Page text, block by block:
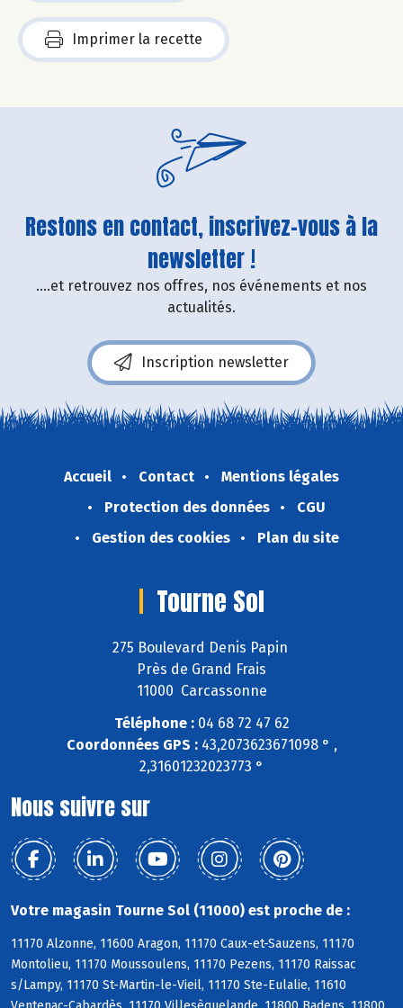
Imprimer la recette
Restons en contact, inscrivez-vous à la
newsletter !
....et retrouvez nos offres, nos événements et nos
actualités.
Inscription newsletter
Accueil Contact
Mentions légales
Protection des données
CGU
Gestion des cookies
Plan du site
Tourne Sol
275 Boulevard Denis Papin
Près de Grand Frais
11000 Carcassonne
Téléphone :04 68 72 47 62
Coordonnées GPS :43,2073623671098 ° ,
2,31601232023773 °
Nous suivre sur
Votre magasin Tourne Sol (11000) est proche de :
11170 Alzonne, 11600 Aragon, 11170 Caux-et-Sauzens, 11170
Montolieu, 11170 Moussoulens, 11170 Pezens, 11170 Raissac
s/Lampy, 11170 St-Martin-le-Vieil, 11170 Ste-Eulalie, 11610